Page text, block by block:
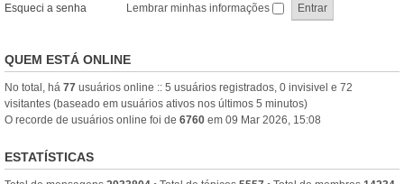
Esqueci a senha Lembrar minhas informações
QUEM ESTÁ ONLINE
No total, há 77 usuários online :: 5 usuários registrados, 0 invisivel e 72
visitantes (baseado em usuários ativos nos últimos 5 minutos)
O recorde de usuários online foi de 6760 em 09 Mar 2026, 15:08
ESTATÍSTICAS